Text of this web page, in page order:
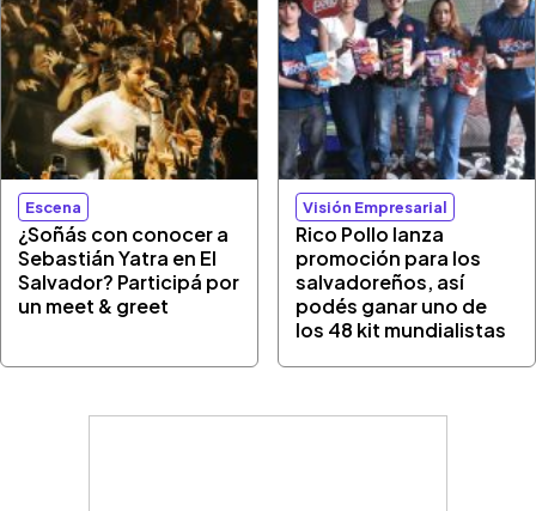
Escena
¿Soñás con conocer a
Sebastián Yatra en El
Salvador? Participá por
un meet & greet
Visión Empresarial
Rico Pollo lanza
promoción para los
salvadoreños, así
podés ganar uno de
los 48 kit mundialistas